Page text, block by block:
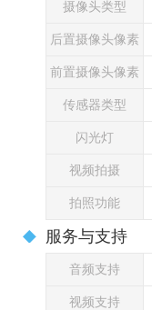
摄像头类型
后置摄像头像素
前置摄像头像素
传感器类型
闪光灯
视频拍摄
拍照功能
服务与支持
音频支持
视频支持